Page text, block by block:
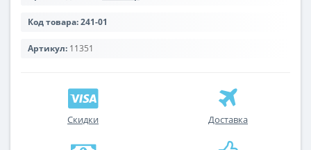
Код товара:241-01
Артикул: 11351
Скидки Доставка